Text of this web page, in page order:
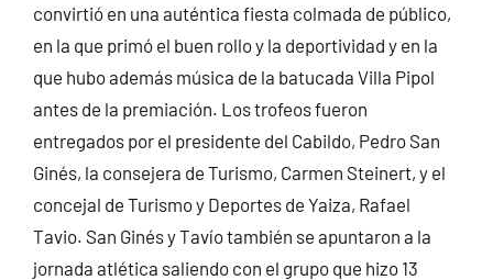
convirtió en una auténtica fiesta colmada de público,
en la que primó el buen rollo y la deportividad y en la
que hubo además música de la batucada Villa Pipol
antes de la premiación. Los trofeos fueron
entregados por el presidente del Cabildo, Pedro San
Ginés, la consejera de Turismo, Carmen Steinert, y el
concejal de Turismo y Deportes de Yaiza, Rafael
Tavio. San Ginés y Tavío también se apuntaron a la
jornada atlética saliendo con el grupo que hizo 13